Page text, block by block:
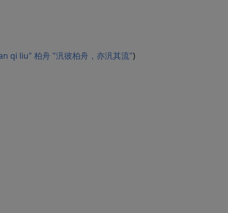
qi liu" 柏舟 "汎彼柏舟，亦汎其流")